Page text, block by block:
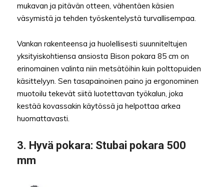
mukavan ja pitävän otteen, vähentäen käsien
väsymistä ja tehden työskentelystä turvallisempaa.
Vankan rakenteensa ja huolellisesti suunniteltujen
yksityiskohtiensa ansiosta Bison pokara 85 cm on
erinomainen valinta niin metsätöihin kuin polttopuiden
käsittelyyn. Sen tasapainoinen paino ja ergonominen
muotoilu tekevät siitä luotettavan työkalun, joka
kestää kovassakin käytössä ja helpottaa arkea
huomattavasti.
3. Hyvä pokara: Stubai pokara 500
mm